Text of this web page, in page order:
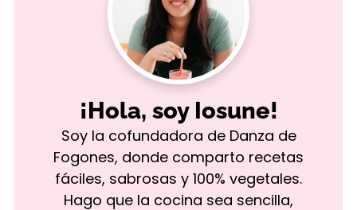
¡Hola, soy Iosune!
Soy la cofundadora de Danza de
Fogones, donde comparto recetas
fáciles, sabrosas y 100% vegetales.
Hago que la cocina sea sencilla,